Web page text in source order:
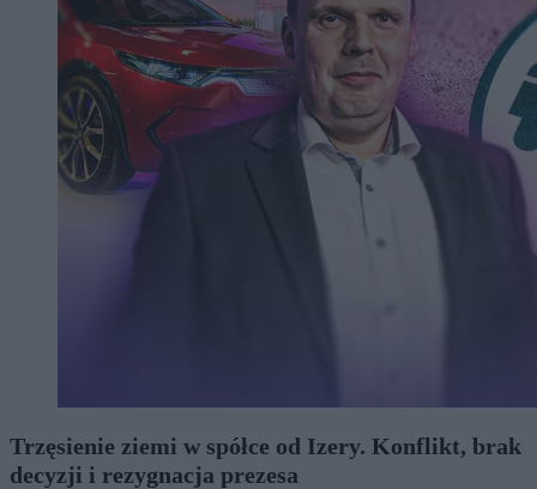
Trzęsienie ziemi w spółce od Izery. Konflikt, brak
decyzji i rezygnacja prezesa